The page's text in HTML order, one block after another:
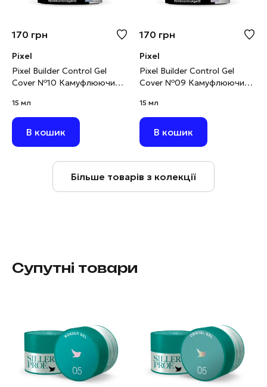
170 грн
Pixel
Pixel Builder Control Gel
Cover №10 Камуфлюючий
блакитний, 15 мл
15 мл
В кошик
170 грн
Pixel
Pixel Builder Control Gel
Cover №09 Камуфлюючий
фіолетовий, 15 мл
15 мл
В кошик
Більше товарів з колекції
Супутні товари